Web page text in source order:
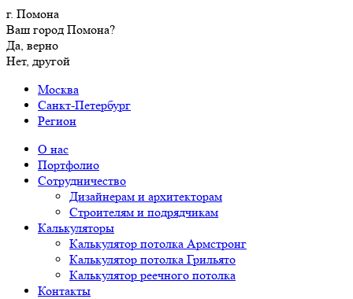
г. Помона
Ваш город Помона?
Да, верно
Нет, другой
Москва
Санкт-Петербург
Регион
О нас
Портфолио
Сотрудничество
Дизайнерам и архитекторам
Строителям и подрядчикам
Калькуляторы
Калькулятор потолка Армстронг
Калькулятор потолка Грильято
Калькулятор реечного потолка
Контакты